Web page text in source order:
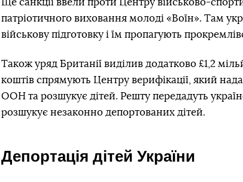
Ще санкції ввели проти Центру військово-
патріотичного виховання молоді «Воїн». Там
військову підготовку і їм пропагують
Також уряд Британії виділив додатково £1,2
коштів спрямують Центру верифікації, який
ООН та розшукує дітей. Решту передадуть
розшукує незаконно депортованих дітей.
Депортація дітей України